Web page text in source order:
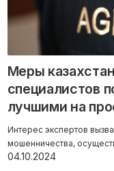
Меры
специалистов
лучшими на
Интерес экспертов
мошенничества,
04.10.2024